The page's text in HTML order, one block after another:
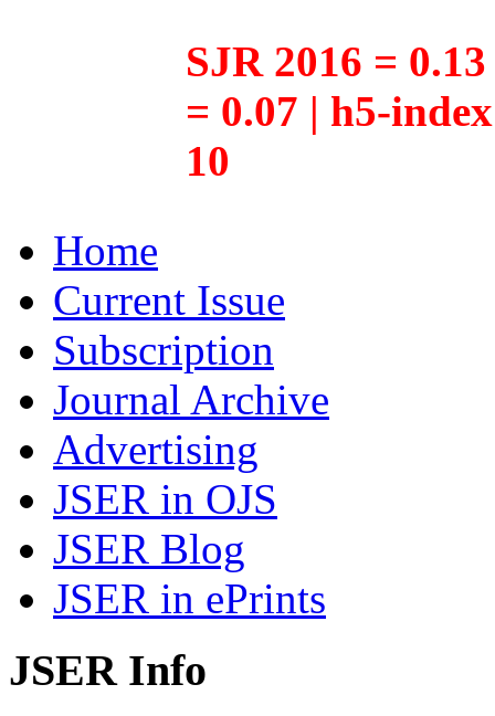
SJR 2016 =
= 0.07 | h5-
10
Home
Current Issue
Subscription
Journal Archive
Advertising
JSER in OJS
JSER Blog
JSER in ePrints
JSER Info